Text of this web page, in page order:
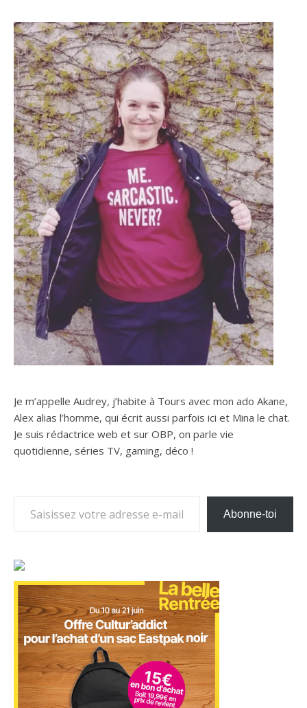
Je m’appelle Audrey, j’habite à Tours avec mon ado Akane,
Alex alias l’homme, qui écrit aussi parfois ici et Mina le chat.
Je suis rédactrice web et sur OBP, on parle vie
quotidienne, séries TV, gaming, déco !
Abonne-toi